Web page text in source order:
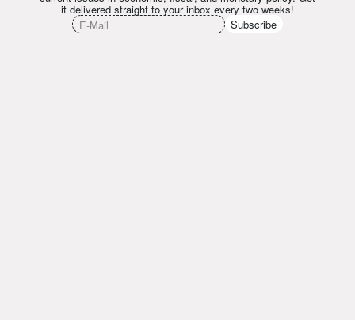
it delivered straight to your inbox every two weeks!